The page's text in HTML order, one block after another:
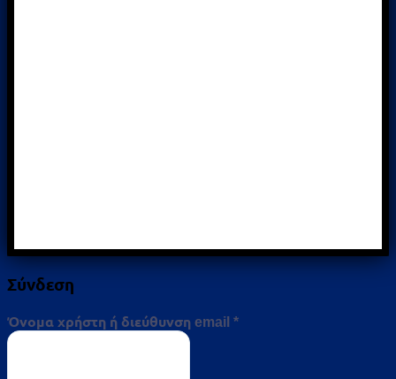
Σύνδεση
Όνομα χρήστη ή διεύθυνση email *Απαιτείται